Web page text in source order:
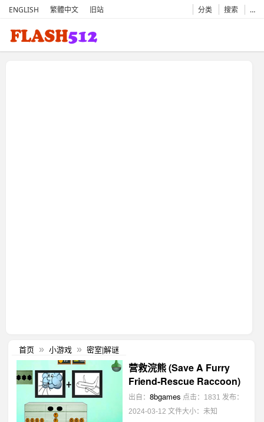
ENGLISH 繁體中文 旧站 分类 搜索 …
首页 » 小游戏 » 密室|解谜
营救浣熊 (Save A Furry
Friend-Rescue Raccoon)
出自： 8bgames 点击：1831 发布：
2024-03-12 文件大小：未知